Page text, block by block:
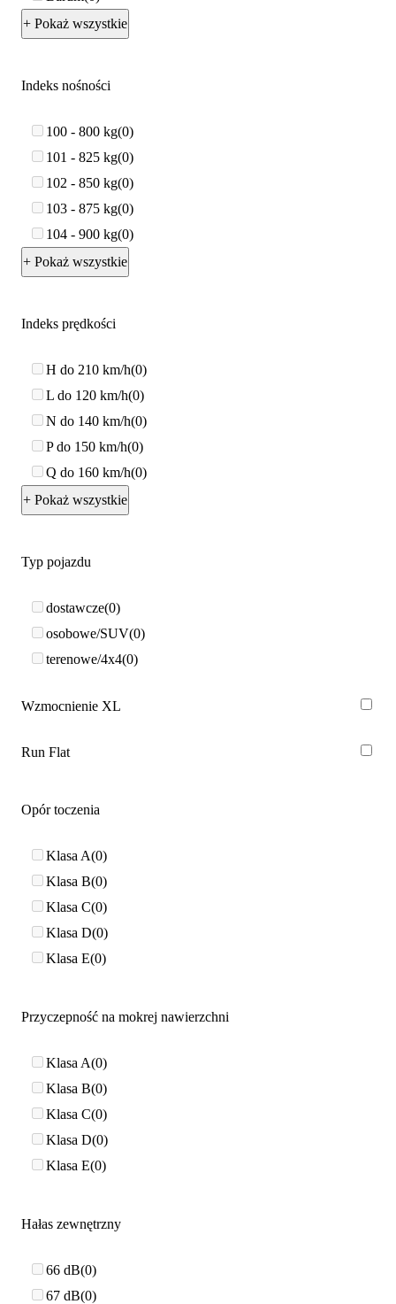
+ Pokaż wszystkie
Indeks nośności
100 - 800 kg 0
101 - 825 kg 0
102 - 850 kg 0
103 - 875 kg 0
104 - 900 kg 0
+ Pokaż wszystkie
Indeks prędkości
H do 210 km/h 0
L do 120 km/h 0
N do 140 km/h 0
P do 150 km/h 0
Q do 160 km/h 0
+ Pokaż wszystkie
Typ pojazdu
dostawcze 0
osobowe/SUV 0
terenowe/4x4 0
Wzmocnienie XL
Run Flat
Opór toczenia
Klasa A 0
Klasa B 0
Klasa C 0
Klasa D 0
Klasa E 0
Przyczepność na mokrej nawierzchni
Klasa A 0
Klasa B 0
Klasa C 0
Klasa D 0
Klasa E 0
Hałas zewnętrzny
66 dB 0
67 dB 0